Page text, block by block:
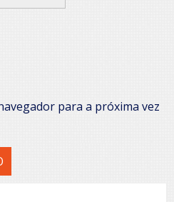
para a próxima vez